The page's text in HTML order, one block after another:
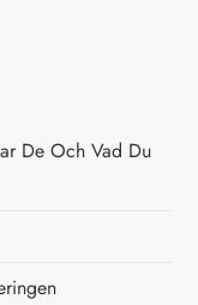
De Och Vad Du